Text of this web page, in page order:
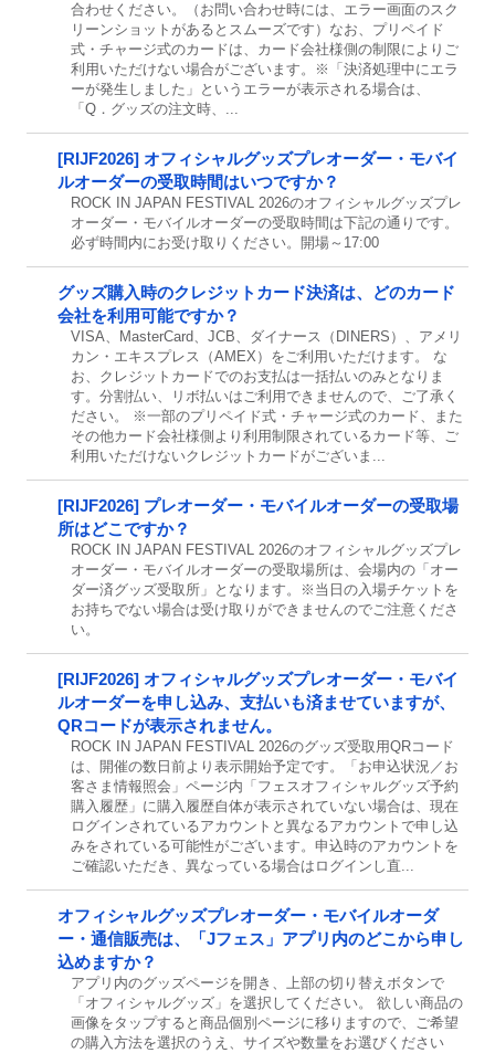
合わせください。（お問い合わせ時には、エラー画面のスク
リーンショットがあるとスムーズです）なお、プリペイド
式・チャージ式のカードは、カード会社様側の制限によりご
利用いただけない場合がございます。※「決済処理中にエラ
ーが発生しました」というエラーが表示される場合は、
「Q．グッズの注文時、...
[RIJF2026] オフィシャルグッズプレオーダー・モバイ
ルオーダーの受取時間はいつですか？
ROCK IN JAPAN FESTIVAL 2026のオフィシャルグッズプレ
オーダー・モバイルオーダーの受取時間は下記の通りです。
必ず時間内にお受け取りください。開場～17:00
グッズ購入時のクレジットカード決済は、どのカード
会社を利用可能ですか？
VISA、MasterCard、JCB、ダイナース（DINERS）、アメリ
カン・エキスプレス（AMEX）をご利用いただけます。 な
お、クレジットカードでのお支払は一括払いのみとなりま
す。分割払い、リボ払いはご利用できませんので、ご了承く
ださい。 ※一部のプリペイド式・チャージ式のカード、また
その他カード会社様側より利用制限されているカード等、ご
利用いただけないクレジットカードがございま...
[RIJF2026] プレオーダー・モバイルオーダーの受取場
所はどこですか？
ROCK IN JAPAN FESTIVAL 2026のオフィシャルグッズプレ
オーダー・モバイルオーダーの受取場所は、会場内の「オー
ダー済グッズ受取所」となります。※当日の入場チケットを
お持ちでない場合は受け取りができませんのでご注意くださ
い。
[RIJF2026] オフィシャルグッズプレオーダー・モバイ
ルオーダーを申し込み、支払いも済ませていますが、
QRコードが表示されません。
ROCK IN JAPAN FESTIVAL 2026のグッズ受取用QRコード
は、開催の数日前より表示開始予定です。「お申込状況／お
客さま情報照会」ページ内「フェスオフィシャルグッズ予約
購入履歴」に購入履歴自体が表示されていない場合は、現在
ログインされているアカウントと異なるアカウントで申し込
みをされている可能性がございます。申込時のアカウントを
ご確認いただき、異なっている場合はログインし直...
オフィシャルグッズプレオーダー・モバイルオーダ
ー・通信販売は、「Jフェス」アプリ内のどこから申し
込めますか？
アプリ内のグッズページを開き、上部の切り替えボタンで
「オフィシャルグッズ」を選択してください。 欲しい商品の
画像をタップすると商品個別ページに移りますので、ご希望
の購入方法を選択のうえ、サイズや数量をお選びください